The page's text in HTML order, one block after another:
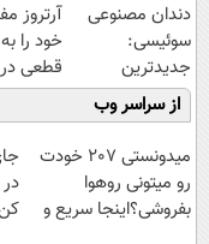
دندان مصنوعی
سوئیسی:
جدیدترین
فناوری اروپا،
سبک و مقاوم |
پرداخت قسطی
آرتروز
خود را
قطعی
کنید!
از سراسر وب
میدونستی 207 خودت
رو میتونی روهوا
بفروشی؟اینجا سریع و